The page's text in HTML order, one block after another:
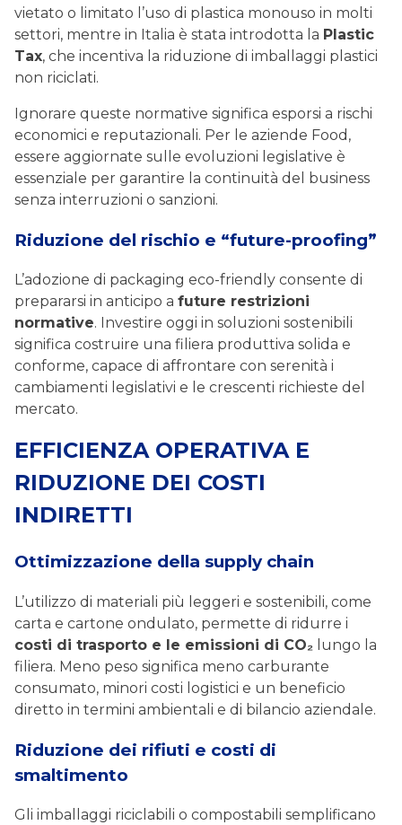
vietato o limitato l’uso di plastica monouso in molti
settori, mentre in Italia è stata introdotta la Plastic
Tax, che incentiva la riduzione di imballaggi plastici
non riciclati.
Ignorare queste normative significa esporsi a rischi
economici e reputazionali. Per le aziende Food,
essere aggiornate sulle evoluzioni legislative è
essenziale per garantire la continuità del business
senza interruzioni o sanzioni.
Riduzione del rischio e “future-proofing”
L’adozione di packaging eco-friendly consente di
prepararsi in anticipo a future restrizioni
normative. Investire oggi in soluzioni sostenibili
significa costruire una filiera produttiva solida e
conforme, capace di affrontare con serenità i
cambiamenti legislativi e le crescenti richieste del
mercato.
EFFICIENZA OPERATIVA E
RIDUZIONE DEI COSTI
INDIRETTI
Ottimizzazione della supply chain
L’utilizzo di materiali più leggeri e sostenibili, come
carta e cartone ondulato, permette di ridurre i
costi di trasporto e le emissioni di CO₂ lungo la
filiera. Meno peso significa meno carburante
consumato, minori costi logistici e un beneficio
diretto in termini ambientali e di bilancio aziendale.
Riduzione dei rifiuti e costi di
smaltimento
Gli imballaggi riciclabili o compostabili semplificano